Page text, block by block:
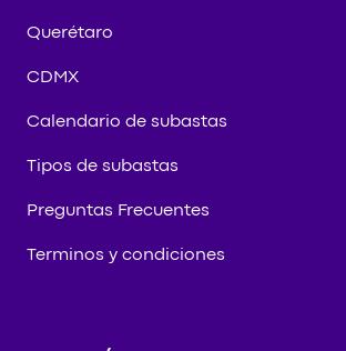
Querétaro
CDMX
Calendario de subastas
Tipos de subastas
Preguntas Frecuentes
Terminos y condiciones